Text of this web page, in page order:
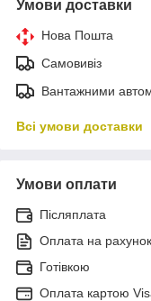
Умови доставки
Нова Пошта
Самовивіз
Вантажними
Всі умови доставки
Умови оплати
Післяплата
Оплата на рахунок
Готівкою
Оплата картою